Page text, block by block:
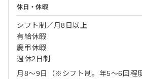
休日・休暇
シフト制／月8日以上
有給休暇
慶弔休暇
週休2日制
月8～9日（※シフト制。年5～6回程